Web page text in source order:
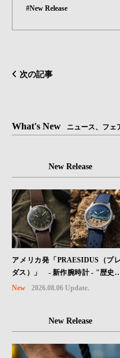
#New Release
次の記事
What's New ニュース、フェ
New Release
アメリカ発「PRAESIDUS（プ
ダス）」 - 新作腕時計 - "歴史を
に着ける“ -戦場を駆け抜けた
込めた「A-11」コレクション2種
New 2026.08.06 Update.
New Release